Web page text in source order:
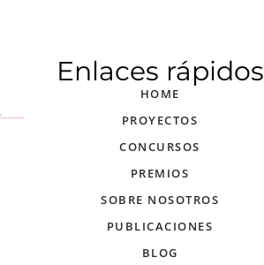
Enlaces rápidos
HOME
PROYECTOS
CONCURSOS
PREMIOS
SOBRE NOSOTROS
PUBLICACIONES
BLOG